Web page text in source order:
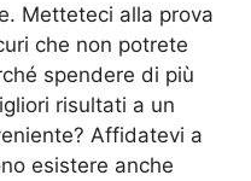
Metteteci alla prova
che non potrete
spendere di più
risultati a un
Affidatevi a
esistere anche